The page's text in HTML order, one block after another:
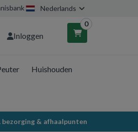
Nederlands
Inloggen
0
is leeg.
Huishouden
bezorging & afhaalpunten